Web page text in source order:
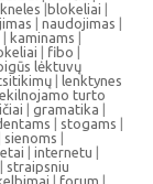
|blokeliai |
| naudojimas |
| kaminams |
| fibo |
lėktuvų
| lenktynes
turto
| gramatika |
| stogams |
sienoms |
| internetu |
| straipsniu
| forum |